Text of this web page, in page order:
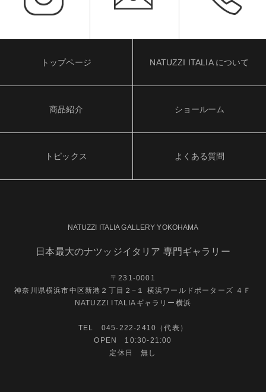
トップページ NATUZZI ITALIA について
商品紹介 ショールーム
トピックス よくある質問
NATUZZI ITALIA GALLERY YOKOHAMA
日本最大のナツッジイタリア 専門ギャラリー
〒231-0001
神奈川県横浜市中区新港２丁目２−１ 横浜ワールドポーターズ ４Ｆ
NATUZZI ITALIAギャラリー横浜
TEL 045-222-2410（代表）
OPEN 10:30-21:00
定休日 無し